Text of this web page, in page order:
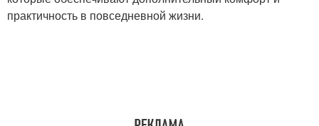
практичность в повседневной жизни.